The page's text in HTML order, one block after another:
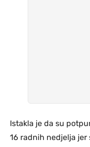
Istakla je da su
16 radnih nedjelja